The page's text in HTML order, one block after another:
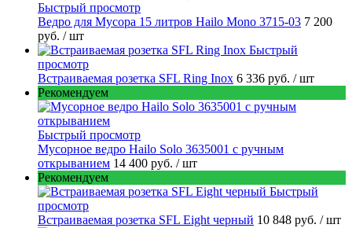
Быстрый просмотр
Ведро для Мусора 15 литров Hailo Mono 3715-03 7 200
руб. / шт
Быстрый
просмотр
Встраиваемая розетка SFL Ring Inox 6 336 руб. / шт
Рекомендуем
Быстрый просмотр
Мусорное ведро Hailo Solo 3635001 c ручным
открыванием 14 400 руб. / шт
Рекомендуем
Быстрый
просмотр
Встраиваемая розетка SFL Eight черный 10 848 руб. / шт